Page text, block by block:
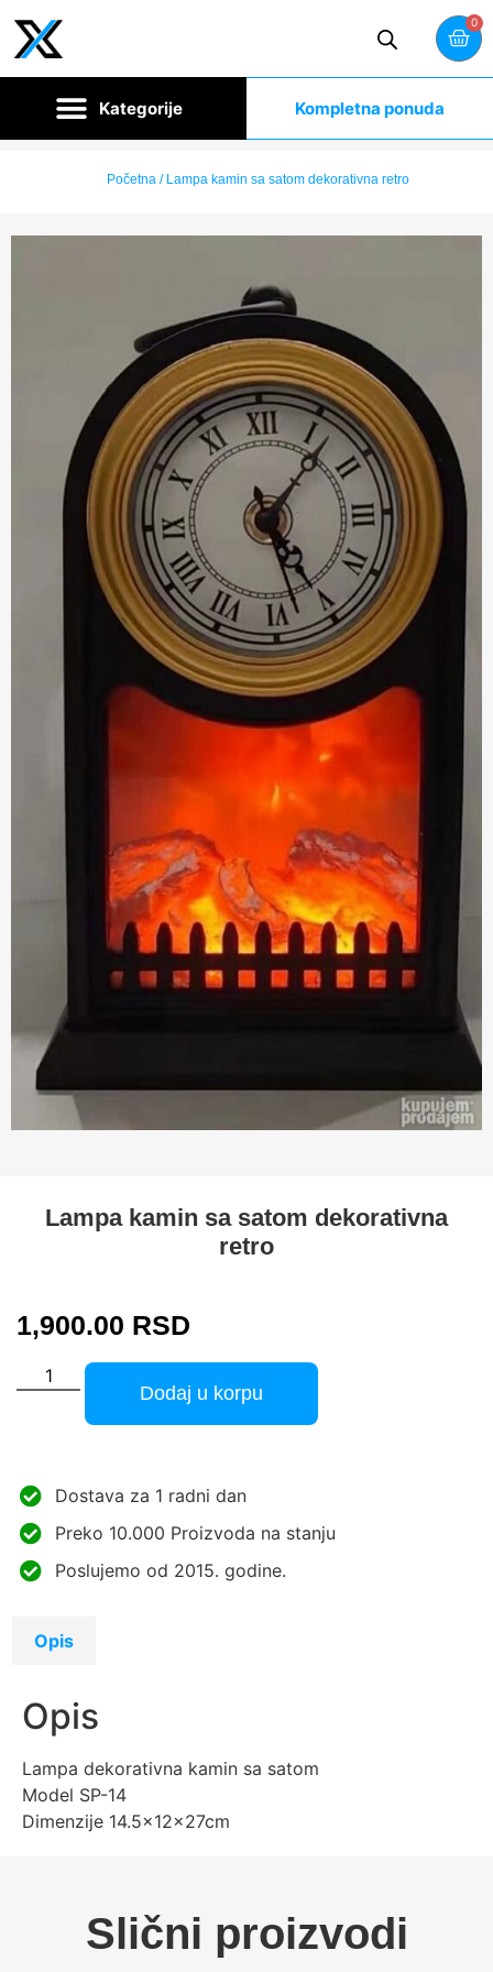
0
Kompletna ponuda
Početna/ Lampa kamin sa satom dekorativna retro
Lampa kamin sa satom dekorativna
retro
1,900.00 RSD
Dodaj u korpu
Dostava za 1 radni dan
Preko 10.000 Proizvoda na stanju
Poslujemo od 2015. godine.
Opis
Opis
Lampa dekorativna kamin sa satom
Model SP-14
Dimenzije 14.5x12x27cm
Slični proizvodi